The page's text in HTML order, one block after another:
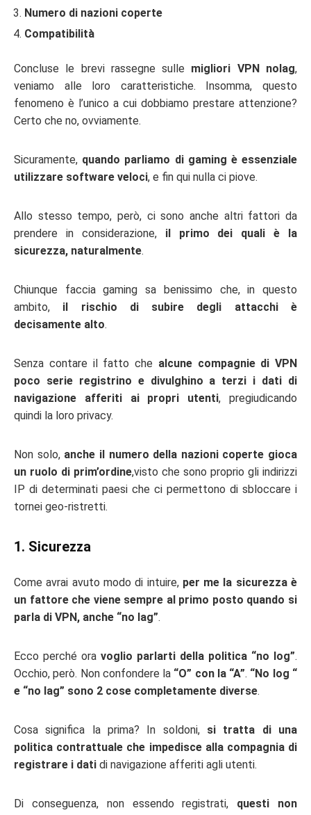
Numero di nazioni coperte
Compatibilità
Concluse le brevi rassegne sulle migliori VPN nolag,
veniamo alle loro caratteristiche. Insomma, questo
fenomeno è l’unico a cui dobbiamo prestare attenzione?
Certo che no, ovviamente.
Sicuramente, quando parliamo di gaming è essenziale
utilizzare software veloci, e fin qui nulla ci piove.
Allo stesso tempo, però, ci sono anche altri fattori da
prendere in considerazione, il primo dei quali è la
sicurezza, naturalmente.
Chiunque faccia gaming sa benissimo che, in questo
ambito, il rischio di subire degli attacchi è
decisamente alto.
Senza contare il fatto che alcune compagnie di VPN
poco serie registrino e divulghino a terzi i dati di
navigazione afferiti ai propri utenti, pregiudicando
quindi la loro privacy.
Non solo, anche il numero della nazioni coperte gioca
un ruolo di prim’ordine,visto che sono proprio gli indirizzi
IP di determinati paesi che ci permettono di sbloccare i
tornei geo-ristretti.
1. Sicurezza
Come avrai avuto modo di intuire, per me la sicurezza è
un fattore che viene sempre al primo posto quando si
parla di VPN, anche “no lag”.
Ecco perché ora voglio parlarti della politica “no log”.
Occhio, però. Non confondere la “O” con la “A”. “No log “
e “no lag” sono 2 cose completamente diverse.
Cosa significa la prima? In soldoni, si tratta di una
politica contrattuale che impedisce alla compagnia di
registrare i dati di navigazione afferiti agli utenti.
Di conseguenza, non essendo registrati, questi non